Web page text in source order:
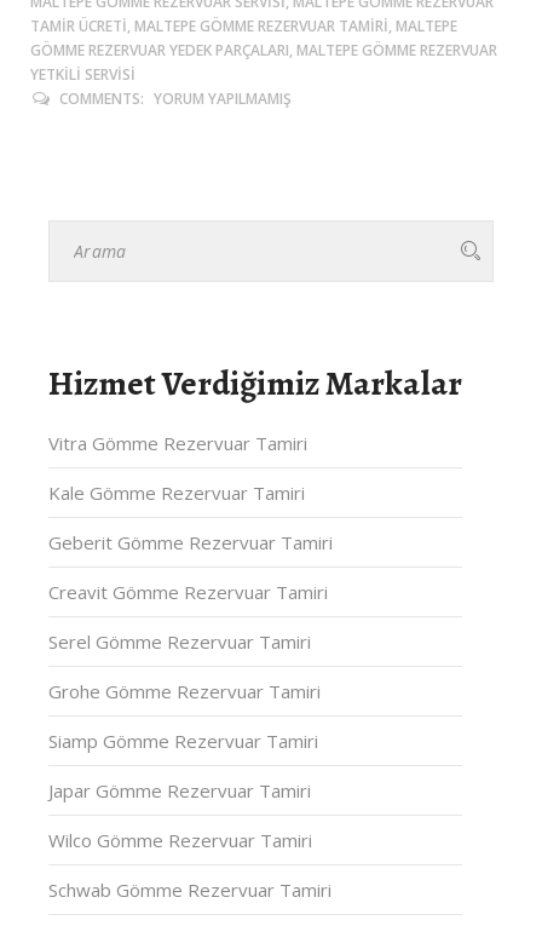
TAMIR ÜCRETI, MALTEPE GÖMME REZERVUAR TAMIRI, MALTEPE
GÖMME REZERVUAR YEDEK PARÇALARI, MALTEPE GÖMME REZERVUAR
YETKILI SERVISI
COMMENTS: YORUM YAPILMAMIŞ
Hizmet Verdiğimiz Markalar
Vitra Gömme Rezervuar Tamiri
Kale Gömme Rezervuar Tamiri
Geberit Gömme Rezervuar Tamiri
Creavit Gömme Rezervuar Tamiri
Serel Gömme Rezervuar Tamiri
Grohe Gömme Rezervuar Tamiri
Siamp Gömme Rezervuar Tamiri
Japar Gömme Rezervuar Tamiri
Wilco Gömme Rezervuar Tamiri
Schwab Gömme Rezervuar Tamiri